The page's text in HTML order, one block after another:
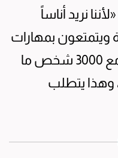
نريد أناساً
ويتمتعون بمهارات
مناسبة، فهم سيتعاملون مع 3000 شخص ما
وهذا يتطلب